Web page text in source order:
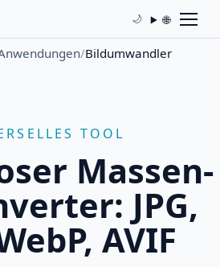
🌙 🌐
/Bildumwandler
TOOL
Massen-
JPG,
AVIF